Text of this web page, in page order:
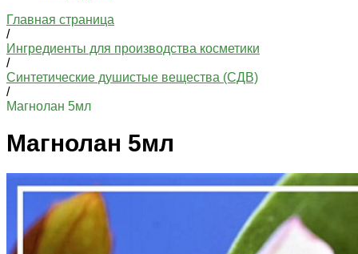
Главная страница
/
Ингредиенты для производства косметики
/
Синтетические душистые вещества (СДВ)
/
Магнолан 5мл
Магнолан 5мл